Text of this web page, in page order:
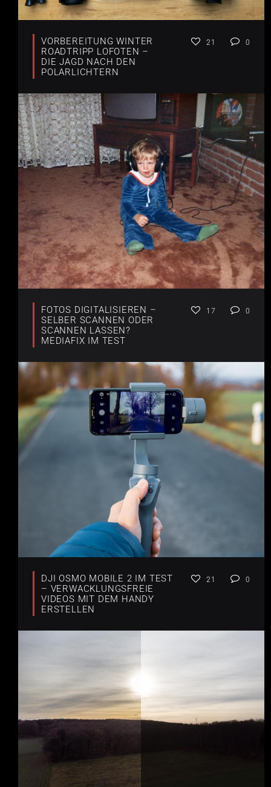
VORBEREITUNG WINTER
ROADTRIPP LOFOTEN –
DIE JAGD NACH DEN
POLARLICHTERN
21 0
FOTOS DIGITALISIEREN –
SELBER SCANNEN ODER
SCANNEN LASSEN?
MEDIAFIX IM TEST
17 0
DJI OSMO MOBILE 2 IM TEST
– VERWACKLUNGSFREIE
VIDEOS MIT DEM HANDY
ERSTELLEN
21 0